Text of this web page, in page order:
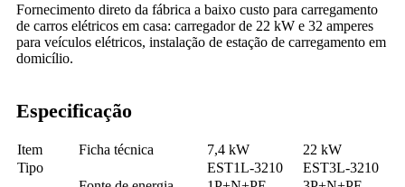
Fornecimento direto da fábrica a baixo custo para carregamento
de carros elétricos em casa: carregador de 22 kW e 32 amperes
para veículos elétricos, instalação de estação de carregamento em
domicílio.
Especificação
Item Ficha técnica 7,4 kW
22 kW
Tipo
EST1L-3210
EST3L-3210